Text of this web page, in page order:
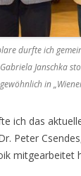
durfte ich
Janschka
in
ich das
Peter
mitgearbeitet